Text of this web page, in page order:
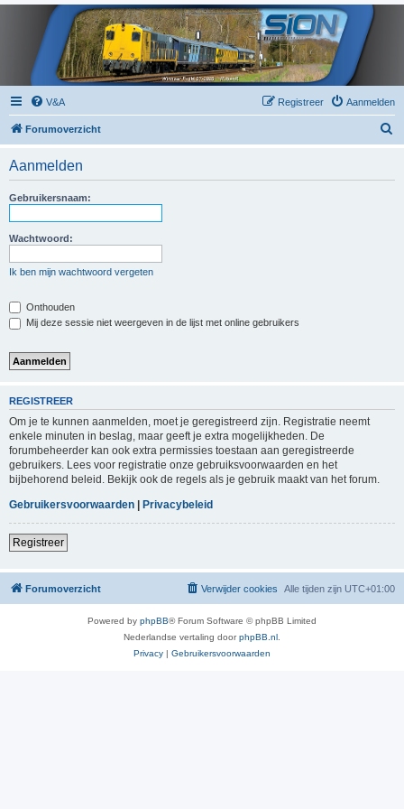
V&A Aanmelden
Registreer
Forumoverzicht
Aanmelden
Gebruikersnaam:
Wachtwoord:
Ik ben mijn wachtwoord vergeten
Onthouden
Mij deze sessie niet weergeven in de lijst met online gebruikers
REGISTREER
Om je te kunnen aanmelden, moet je geregistreerd zijn. Registratie neemt
enkele minuten in beslag, maar geeft je extra mogelijkheden. De
forumbeheerder kan ook extra permissies toestaan aan geregistreerde
gebruikers. Lees voor registratie onze gebruiksvoorwaarden en het
bijbehorend beleid. Bekijk ook de regels als je gebruik maakt van het forum.
Gebruikersvoorwaarden
Privacybeleid
Registreer
Forumoverzicht Alle tijden zijn UTC+01:00
Verwijder cookies
Powered by phpBB® Forum Software © phpBB Limited
Nederlandse vertaling doorphpBB.nl.
Privacy | Gebruikersvoorwaarden